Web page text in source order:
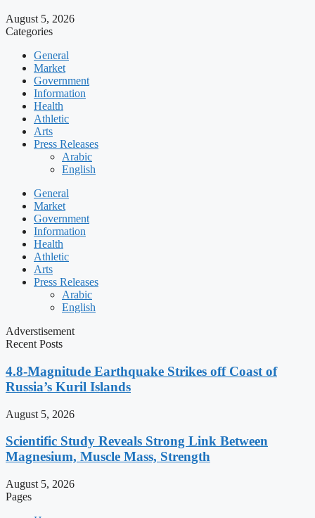
August 5, 2026
Categories
General
Market
Government
Information
Health
Athletic
Arts
Press Releases
Arabic
English
General
Market
Government
Information
Health
Athletic
Arts
Press Releases
Arabic
English
Adverstisement
Recent Posts
4.8-Magnitude Earthquake Strikes off Coast of
Russia’s Kuril Islands
August 5, 2026
Scientific Study Reveals Strong Link Between
Magnesium, Muscle Mass, Strength
August 5, 2026
Pages